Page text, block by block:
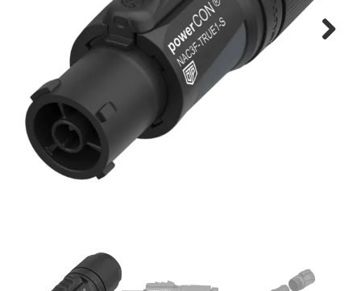
Black Box
Projects
Over Pro Gear
B-stock